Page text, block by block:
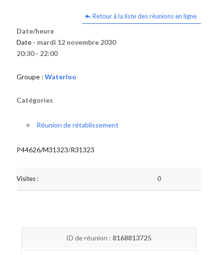
Retour à la liste des réunions en ligne
Date/heure
Date - mardi 12 novembre 2030
20:30 - 22:00
Groupe : Waterloo
Catégories
Réunion de rétablissement
P44626/M31323/R31323
Visites : 0
ID de réunion : 8168813725